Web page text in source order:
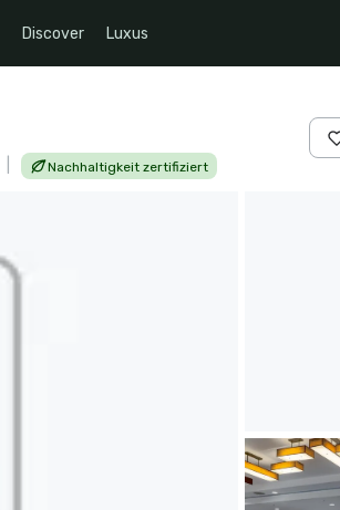
Discover Luxus
Nachhaltigkeit zertifiziert